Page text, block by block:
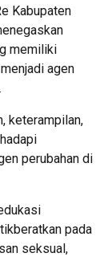
Kabupaten
memiliki
agen
keterampilan,
perubahan di
pada
seksual,